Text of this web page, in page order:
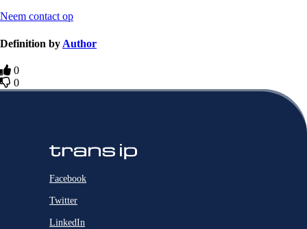
Neem contact op
Definition by Author
0
0
Facebook
Twitter
LinkedIn